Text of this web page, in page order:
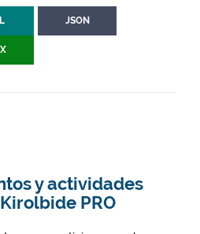
JSON
y actividades
PRO